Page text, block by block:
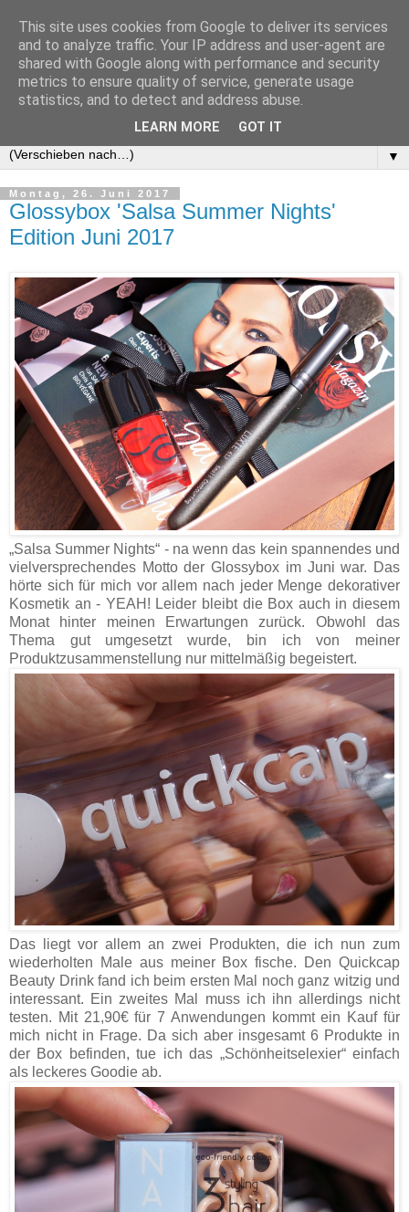
▼
Montag, 26. Juni 2017
Glossybox 'Salsa Summer Nights'
Edition Juni 2017
„Salsa Summer Nights“ - na wenn das kein spannendes und
vielversprechendes Motto der Glossybox im Juni war. Das
hörte sich für mich vor allem nach jeder Menge dekorativer
Kosmetik an - YEAH! Leider bleibt die Box auch in diesem
Monat hinter meinen Erwartungen zurück. Obwohl das
Thema gut umgesetzt wurde, bin ich von meiner
Produktzusammenstellung nur mittelmäßig begeistert.
Das liegt vor allem an zwei Produkten, die ich nun zum
wiederholten Male aus meiner Box fische. Den Quickcap
Beauty Drink fand ich beim ersten Mal noch ganz witzig und
interessant. Ein zweites Mal muss ich ihn allerdings nicht
testen. Mit 21,90€ für 7 Anwendungen kommt ein Kauf für
mich nicht in Frage. Da sich aber insgesamt 6 Produkte in
der Box befinden, tue ich das „Schönheitselexier“ einfach
als leckeres Goodie ab.
This site uses cookies from Google to deliver its services
and to analyze traffic. Your IP address and user-agent are
shared with Google along with performance and security
metrics to ensure quality of service, generate usage
statistics, and to detect and address abuse.
LEARN MORE GOT IT